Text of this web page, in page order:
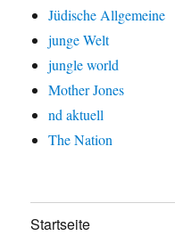
Jüdische Allgemeine
junge Welt
jungle world
Mother Jones
nd aktuell
The Nation
Startseite